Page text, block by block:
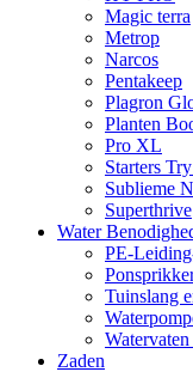
Magic terra
Metrop
Narcos
Pentakeep
Plagron
Planten
Pro XL
Starters
Sublieme
Superthrive
Water
PE-
Tuinslang
Zaden